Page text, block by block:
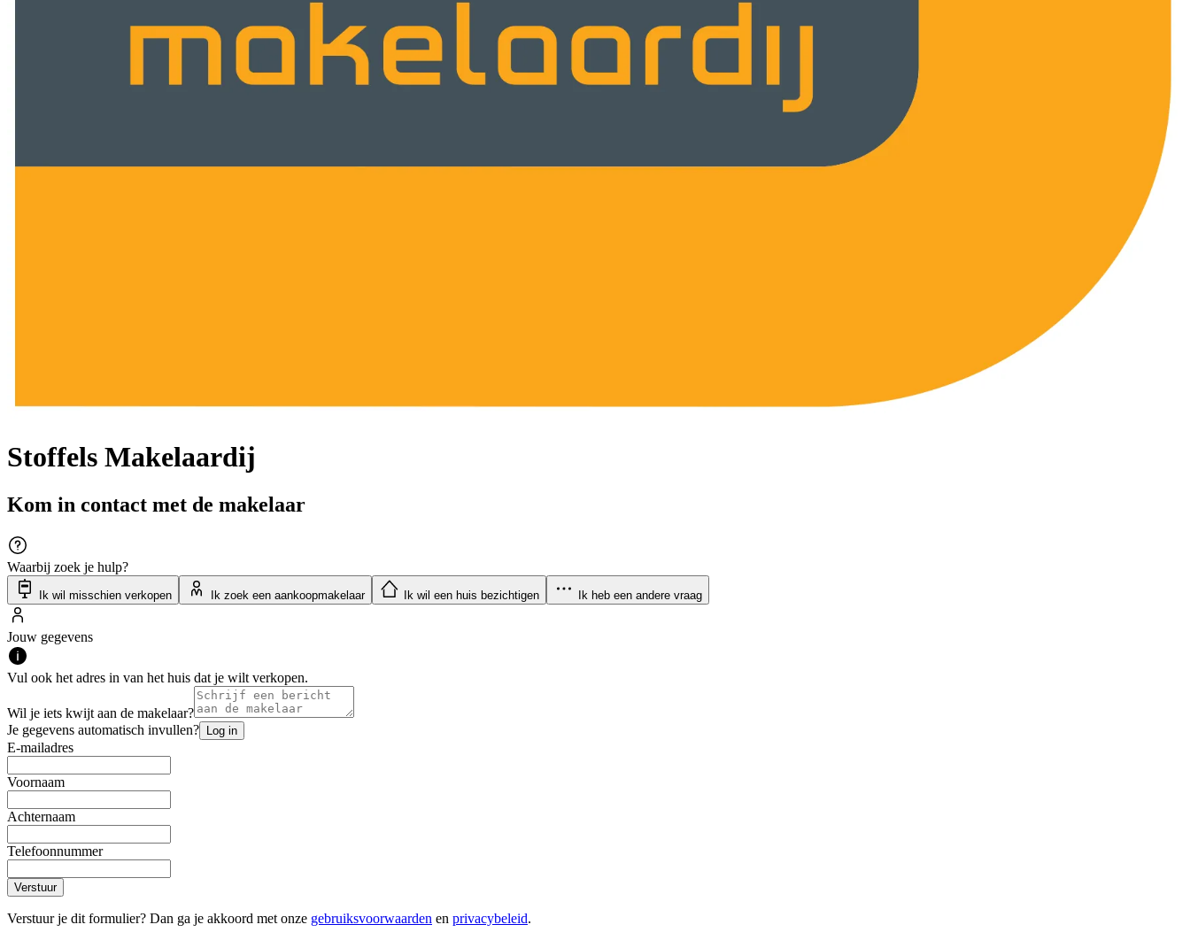
Stoffels Makelaardij
Kom in contact met de makelaar
Waarbij zoek je hulp?
Ik wil misschien verkopen Ik zoek een aankoopmakelaar Ik wil een huis bezichtigen Ik heb een andere vraag
Jouw gegevens
Vul ook het adres in van het huis dat je wilt verkopen.
Wil je iets kwijt aan de makelaar?
Je gegevens automatisch invullen? Log in
E-mailadres
Voornaam
Achternaam
Telefoonnummer
Verstuur
Verstuur je dit formulier? Dan ga je akkoord met onze gebruiksvoorwaarden en privacybeleid.